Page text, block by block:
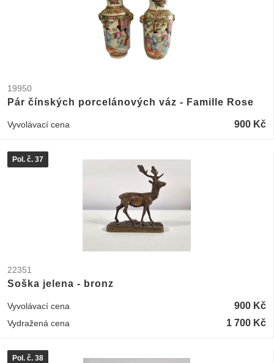
19950
Pár čínských porcelánových váz - Famille Rose
Vyvolávací cena 900 Kč
Pol. č. 37
22351
Soška jelena - bronz
Vyvolávací cena 900 Kč
Vydražená cena 1 700 Kč
Pol. č. 38